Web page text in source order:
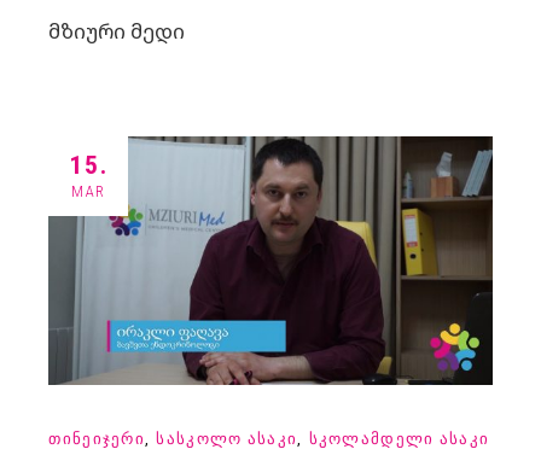
მზიური მედი
15.
MAR
ᲗᲘᲜᲔᲘᲯᲔᲠᲘ ᲡᲐᲡᲙᲝᲚᲝ ᲐᲡᲐᲙᲘ ᲡᲙᲝᲚᲐᲛᲓᲔᲚᲘ ᲐᲡᲐᲙᲘ